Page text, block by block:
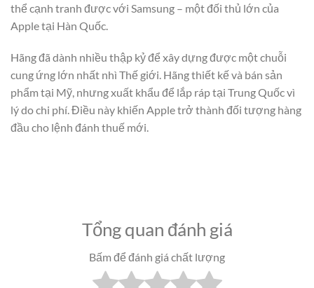
thể cạnh tranh được với Samsung – một đối thủ lớn của
Apple tại Hàn Quốc.
Hãng đã dành nhiều thập kỷ để xây dựng được một chuỗi
cung ứng lớn nhất nhì Thế giới. Hãng thiết kế và bán sản
phẩm tại Mỹ, nhưng xuất khẩu để lắp ráp tại Trung Quốc vì
lý do chi phí. Điều này khiến Apple trở thành đối tượng hàng
đầu cho lệnh đánh thuế mới.
Tổng quan đánh giá
Bấm để đánh giá chất lượng